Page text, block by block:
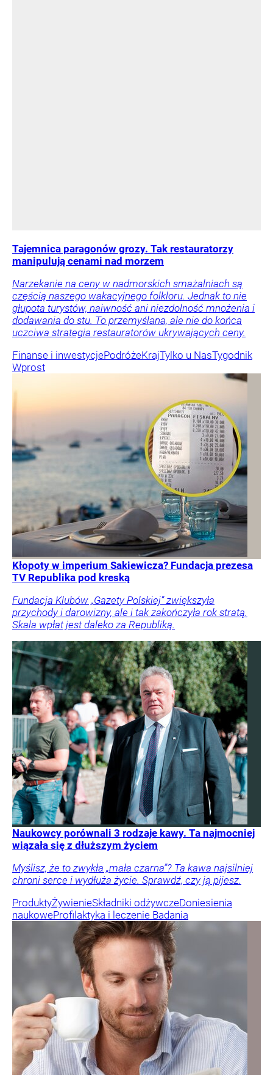
Tajemnica paragonów grozy. Tak restauratorzy
manipulują cenami nad morzem
Narzekanie na ceny w nadmorskich smażalniach są
częścią naszego wakacyjnego folkloru. Jednak to nie
głupota turystów, naiwność ani niezdolność mnożenia i
dodawania do stu. To przemyślana, ale nie do końca
uczciwa strategia restauratorów ukrywających ceny.
Finanse i inwestycjePodróżeKrajTylko u NasTygodnik
Wprost
Kłopoty w imperium Sakiewicza? Fundacja prezesa
TV Republika pod kreską
Fundacja Klubów „Gazety Polskiej” zwiększyła
przychody i darowizny, ale i tak zakończyła rok stratą.
Skala wpłat jest daleko za Republiką.
Naukowcy porównali 3 rodzaje kawy. Ta najmocniej
wiązała się z dłuższym życiem
Myślisz, że to zwykła „mała czarna”? Ta kawa najsilniej
chroni serce i wydłuża życie. Sprawdź, czy ją pijesz.
ProduktyŻywienieSkładniki odżywczeDoniesienia
naukoweProfilaktyka i leczenie Badania